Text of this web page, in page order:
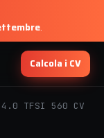
.
Calcola i CV
4.0 TFSI 560 CV